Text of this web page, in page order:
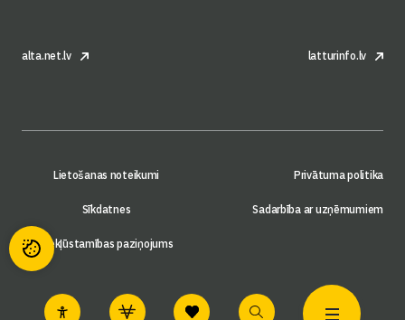
alta.net.lv latturinfo.lv
Lietošanas noteikumi Privātuma politika
Sīkdatnes Sadarbība ar uzņēmumiem
Piekļūstamības paziņojums